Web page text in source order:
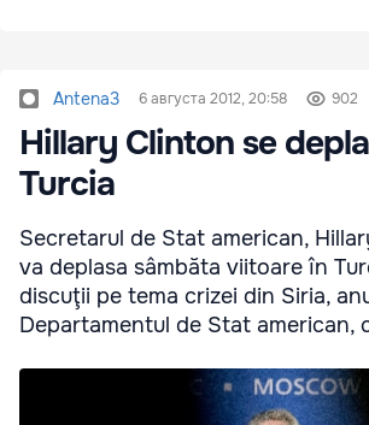
Antena3 6 августа 2012, 20:58 902
Hillary Clinton se
Turcia
Secretarul de Stat american,
va deplasa sâmbăta viitoare în
discuţii pe tema crizei din Siria,
Departamentul de Stat american,